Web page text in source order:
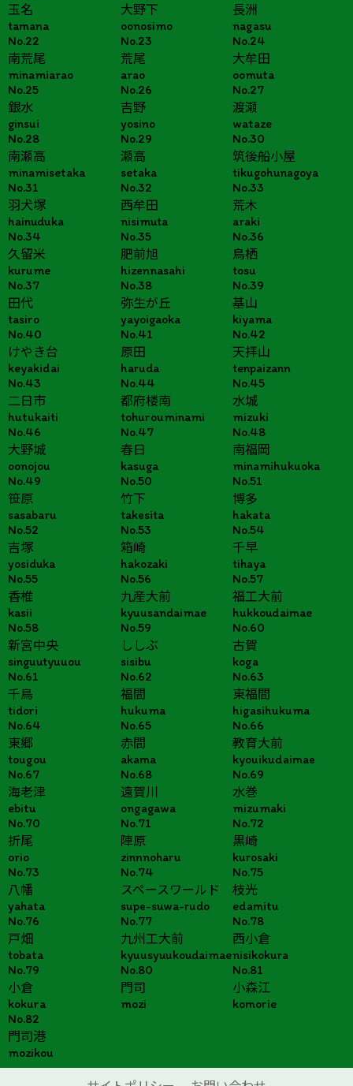
玉名
tamana
大野下
oonosimo
長洲
nagasu
No.22
南荒尾
minamiarao
No.23
荒尾
arao
No.24
大牟田
oomuta
No.25
銀水
ginsui
No.26
吉野
yosino
No.27
渡瀬
wataze
No.28
南瀬高
minamisetaka
No.29
瀬高
setaka
No.30
筑後船小屋
tikugohunagoya
No.31
羽犬塚
hainuduka
No.32
西牟田
nisimuta
No.33
荒木
araki
No.34
久留米
kurume
No.35
肥前旭
hizennasahi
No.36
鳥栖
tosu
No.37
田代
tasiro
No.38
弥生が丘
yayoigaoka
No.39
基山
kiyama
No.40
けやき台
keyakidai
No.41
原田
haruda
No.42
天拝山
tenpaizann
No.43
二日市
hutukaiti
No.44
都府楼南
tohurouminami
No.45
水城
mizuki
No.46
大野城
oonojou
No.47
春日
kasuga
No.48
南福岡
minamihukuoka
No.49
笹原
sasabaru
No.50
竹下
takesita
No.51
博多
hakata
No.52
吉塚
yosiduka
No.53
箱崎
hakozaki
No.54
千早
tihaya
No.55
香椎
kasii
No.56
九産大前
kyuusandaimae
No.57
福工大前
hukkoudaimae
No.58
新宮中央
singuutyuuou
No.59
ししぶ
sisibu
No.60
古賀
koga
No.61
千鳥
tidori
No.62
福間
hukuma
No.63
東福間
higasihukuma
No.64
東郷
tougou
No.65
赤間
akama
No.66
教育大前
kyouikudaimae
No.67
海老津
ebitu
No.68
遠賀川
ongagawa
No.69
水巻
mizumaki
No.70
折尾
orio
No.71
陣原
zinnnoharu
No.72
黒崎
kurosaki
No.73
八幡
yahata
No.74
スペースワールド
supe-suwa-rudo
No.75
枝光
edamitu
No.76
戸畑
tobata
No.77
九州工大前
kyuusyuukoudaimae
No.78
西小倉
nisikokura
No.79
小倉
kokura
No.80
門司
mozi
No.81
小森江
komorie
No.82
門司港
mozikou